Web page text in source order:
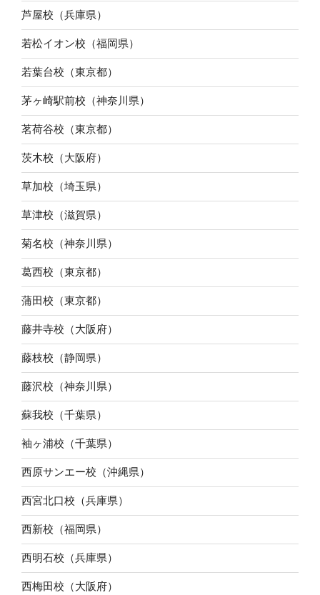
芦屋校（兵庫県）
若松イオン校（福岡県）
若葉台校（東京都）
茅ヶ崎駅前校（神奈川県）
茗荷谷校（東京都）
茨木校（大阪府）
草加校（埼玉県）
草津校（滋賀県）
菊名校（神奈川県）
葛西校（東京都）
蒲田校（東京都）
藤井寺校（大阪府）
藤枝校（静岡県）
藤沢校（神奈川県）
蘇我校（千葉県）
袖ヶ浦校（千葉県）
西原サンエー校（沖縄県）
西宮北口校（兵庫県）
西新校（福岡県）
西明石校（兵庫県）
西梅田校（大阪府）